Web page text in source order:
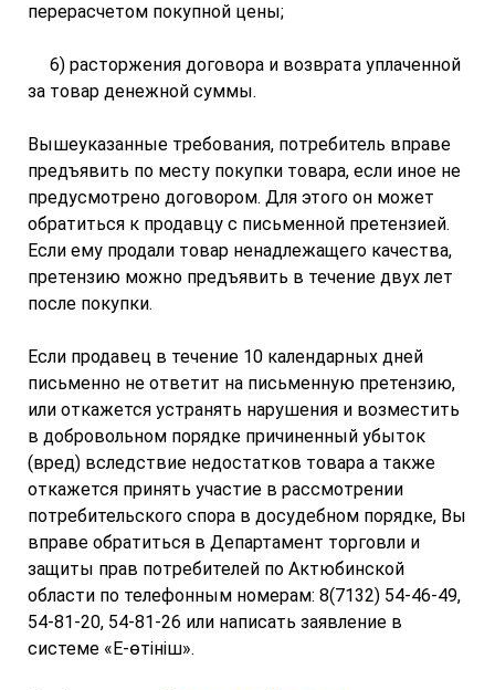
перерасчетом покупной цены;
6) расторжения договора и возврата уплаченной
за товар денежной суммы.
Вышеуказанные требования, потребитель вправе
предъявить по месту покупки товара, если иное не
предусмотрено договором. Для этого он может
обратиться к продавцу с письменной претензией.
Если ему продали товар ненадлежащего качества,
претензию можно предъявить в течение двух лет
после покупки.
Если продавец в течение 10 календарных дней
письменно не ответит на письменную претензию,
или откажется устранять нарушения и возместить
в добровольном порядке причиненный убыток
(вред) вследствие недостатков товара а также
откажется принять участие в рассмотрении
потребительского спора в досудебном порядке, Вы
вправе обратиться в Департамент торговли и
защиты прав потребителей по Актюбинской
области по телефонным номерам: 8(7132) 54-46-49,
54-81-20, 54-81-26 или написать заявление в
системе «Е-өтініш».